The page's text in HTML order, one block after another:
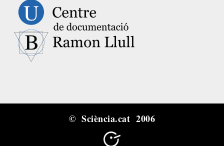
© Sciència.cat 2006